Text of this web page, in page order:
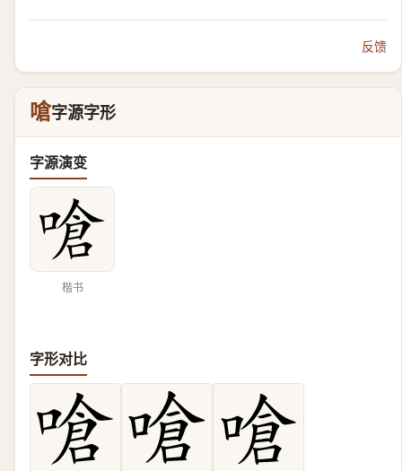
反馈
嗆字源字形
字源演变
楷书
字形对比